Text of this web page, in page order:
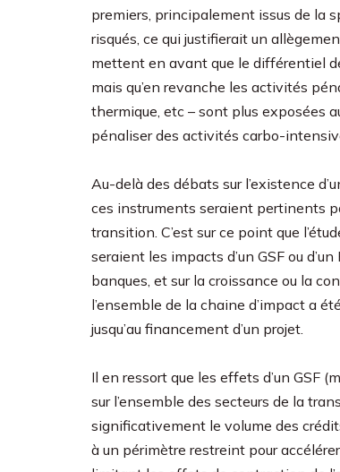
premiers, principalement issus de
risqués, ce qui justifierait un
mettent en avant que le différentiel
mais qu’en revanche les activités
thermique, etc – sont plus exposées
pénaliser des activités carbo-
Au-delà des débats sur l’existence
ces instruments seraient pertinents
transition. C’est sur ce point que
seraient les impacts d’un GSF ou
banques, et sur la croissance ou la
l’ensemble de la chaine d’impact a
jusqu’au financement d’un projet.
Il en ressort que les effets d’un GSF
sur l’ensemble des secteurs de la
significativement le volume des
à un périmètre restreint pour